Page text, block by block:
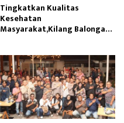
Tingkatkan Kualitas
Kesehatan
Masyarakat,Kilang Balongan